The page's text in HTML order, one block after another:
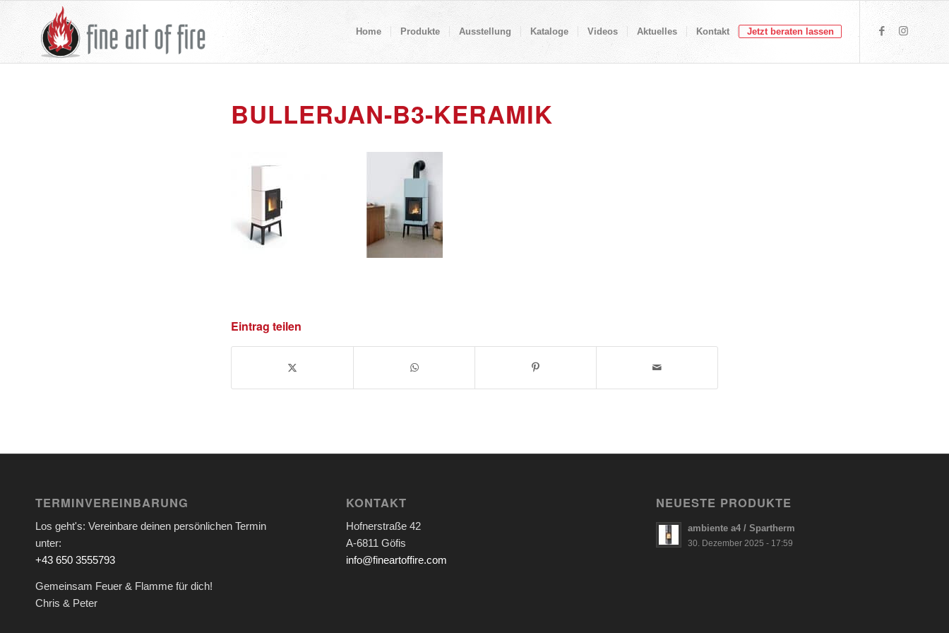
Home Produkte Ausstellung Kataloge Videos Aktuelles Kontakt Jetzt beraten lassen
BULLERJAN-B3-KERAMIK
Eintrag teilen
TERMINVEREINBARUNG
Los geht's: Vereinbare deinen persönlichen Termin
unter:
+43 650 3555793
Gemeinsam Feuer & Flamme für dich!
Chris & Peter
KONTAKT
Hofnerstraße 42
A-6811 Göfis
info@fineartoffire.com
NEUESTE PRODUKTE
ambiente a4 / Spartherm
30. Dezember 2025 - 17:59